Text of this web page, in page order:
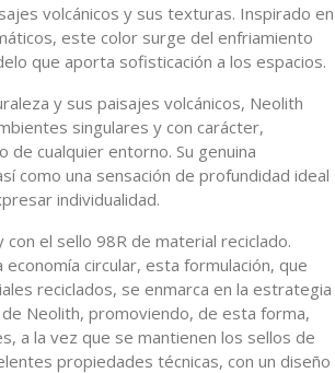
volcánicos y sus texturas. Inspirado en
este color surge del enfriamiento
que aporta sofisticación a los espacios.
y sus paisajes volcánicos, Neolith
singulares y con carácter,
cualquier entorno. Su genuina
como una sensación de profundidad ideal
individualidad.
el sello 98R de material reciclado.
circular, esta formulación, que
reciclados, se enmarca en la estrategia
Neolith, promoviendo, de esta forma,
a la vez que se mantienen los sellos de
propiedades técnicas, con un diseño